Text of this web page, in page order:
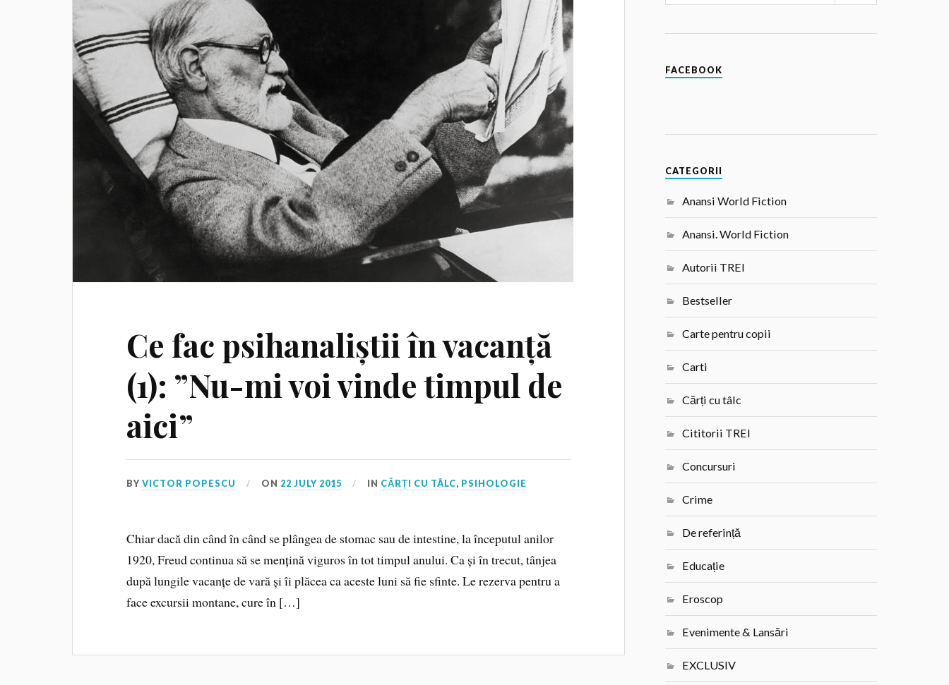
Ce fac psihanaliștii în vacanță
(1): ”Nu-mi voi vinde timpul de
aici”
BYVICTOR POPESCU ON 22 JULY 2015 IN CĂRȚI CU TÂLC, PSIHOLOGIE
Chiar dacă din când în când se plângea de stomac sau de intestine, la începutul anilor
1920, Freud continua să se mențină viguros în tot timpul anului. Ca și în trecut, tânjea
după lungile vacanțe de vară și îi plăcea ca aceste luni să fie sfinte. Le rezerva pentru a
face excursii montane, cure în […]
FACEBOOK
CATEGORII
Anansi World Fiction
Anansi. World Fiction
Autorii TREI
Bestseller
Carte pentru copii
Carti
Cărți cu tâlc
Cititorii TREI
Concursuri
Crime
De referință
Educație
Eroscop
Evenimente & Lansări
EXCLUSIV